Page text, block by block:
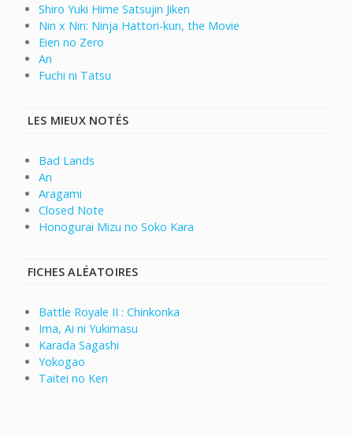
Shiro Yuki Hime Satsujin Jiken
Nin x Nin: Ninja Hattori-kun, the Movie
Eien no Zero
An
Fuchi ni Tatsu
LES MIEUX NOTÉS
Bad Lands
An
Aragami
Closed Note
Honogurai Mizu no Soko Kara
FICHES ALÉATOIRES
Battle Royale II : Chinkonka
Ima, Ai ni Yukimasu
Karada Sagashi
Yokogao
Taitei no Ken